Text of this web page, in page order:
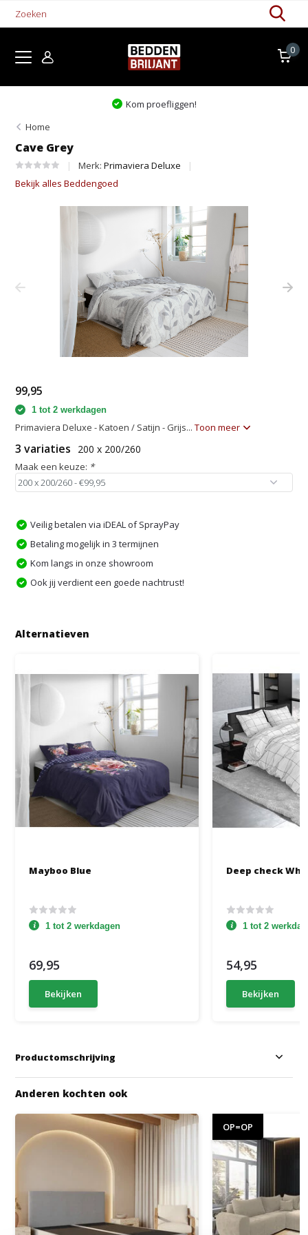
0
Kom proefliggen!
Home
Cave Grey
Merk:Primaviera Deluxe
Bekijk alles Beddengoed
99,95
1 tot 2 werkdagen
Primaviera Deluxe - Katoen / Satijn - Grijs...Toon meer
3 variaties 200 x 200/260
Maak een keuze: *
Veilig betalen via iDEAL of SprayPay
Betaling mogelijk in 3 termijnen
Kom langs in onze showroom
Ook jij verdient een goede nachtrust!
Alternatieven
Mayboo Blue
1 tot 2 werkdagen
69,95
Bekijken
Deep check
1 tot 2
54,95
Bekijken
Productomschrijving
Anderen kochten ook
OP=OP